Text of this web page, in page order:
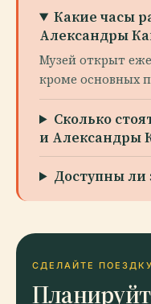
Какие часы
Александры
Музей открыт
кроме основных
Сколько
и Александры
Доступны ли
СДЕЛАЙТЕ